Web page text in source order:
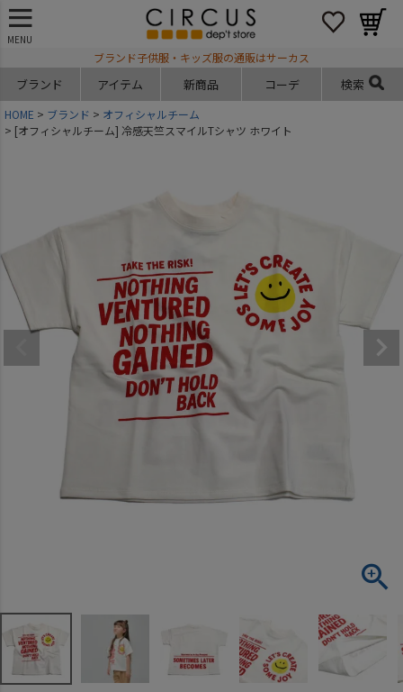
MENU
ブランド子供服・キッズ服の通販はサーカス
ブランド アイテム 新商品 コーデ 検索
HOME ブランド
オフィシャルチーム
[オフィシャルチーム] 冷感天竺スマイルTシャツ ホワイト